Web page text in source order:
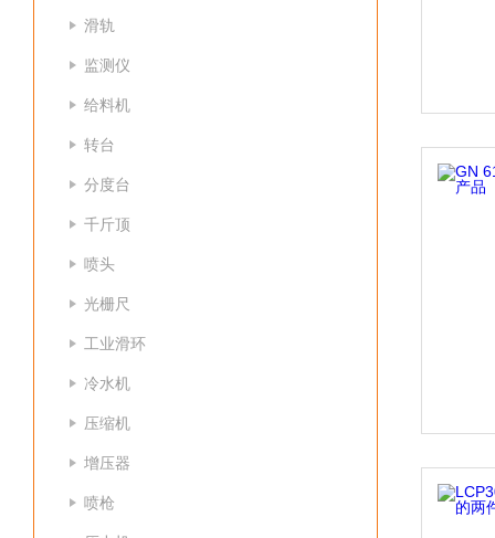
滑轨
监测仪
给料机
转台
分度台
千斤顶
喷头
光栅尺
工业滑环
冷水机
压缩机
增压器
喷枪